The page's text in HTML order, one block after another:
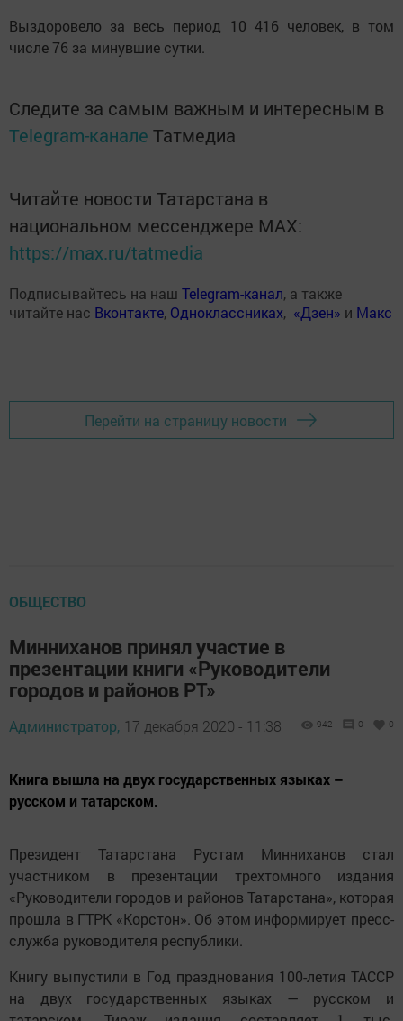
Выздоровело за весь период 10 416 человек, в том
числе 76 за минувшие сутки.
Следите за самым важным и интересным в
Telegram-канале Татмедиа
Читайте новости Татарстана в
национальном мессенджере MАХ:
https://max.ru/tatmedia
Подписывайтесь на наш Telegram-канал, а также
читайте нас Вконтакте, Одноклассниках, «Дзен» и Макс
Перейти на страницу новости
ОБЩЕСТВО
Минниханов принял участие в
презентации книги «Руководители
городов и районов РТ»
Администратор, 17 декабря 2020 - 11:38 942 0 0
Книга вышла на двух государственных языках –
русском и татарском.
Президент Татарстана Рустам Минниханов стал
участником в презентации трехтомного издания
«Руководители городов и районов Татарстана», которая
прошла в ГТРК «Корстон». Об этом информирует пресс-
служба руководителя республики.
Книгу выпустили в Год празднования 100-летия ТАССР
на двух государственных языках — русском и